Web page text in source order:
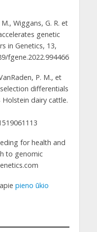
Wiggans, G. R. et
genetic
in Genetics, 13,
fgene.2022.994466
P. M., et
differentials
dairy cattle.
for health and
to genomic
pieno ūkio